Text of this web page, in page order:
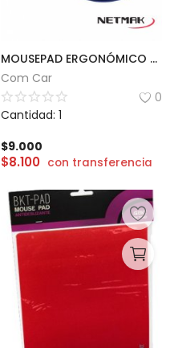
MOUSEPAD ERGONÓMICO GEL | NETMAK
Com Car
0
Cantidad: 1
$9.000
$8.100 con transferencia